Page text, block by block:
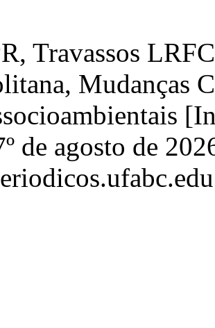
Travassos
Mudanças
de agosto de